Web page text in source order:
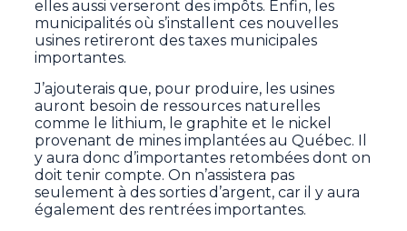
elles aussi verseront des impôts. Enfin, les
municipalités où s’installent ces nouvelles
usines retireront des taxes municipales
importantes.
J’ajouterais que, pour produire, les usines
auront besoin de ressources naturelles
comme le lithium, le graphite et le nickel
provenant de mines implantées au Québec. Il
y aura donc d’importantes retombées dont on
doit tenir compte. On n’assistera pas
seulement à des sorties d’argent, car il y aura
également des rentrées importantes.